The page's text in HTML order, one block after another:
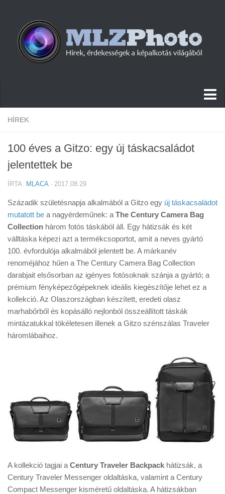
Hírek
Cikkek
Tudástár
Tanácsok
Érdekességek
Helyszíni Riport
E-BB
HÍREK
100 éves a Gitzo: egy új táskacsaládot
jelentettek be
ÍRTA: MLACA· 2017.08.29
Századik születésnapja alkalmából a Gitzo egy új táskacsaládot
mutatott be a nagyérdeműnek: a The Century Camera Bag
Collection három fotós táskából áll. Egy hátizsák és két
válltáska képezi azt a termékcsoportot, amit a neves gyártó
100. évfordulója alkalmából jelentett be. A márkanév
renoméjához hűen a The Century Camera Bag Collection
darabjait elsősorban az igényes fotósoknak szánja a gyártó; a
prémium fényképezőgépeknek ideális kiegészítője lehet ez a
kollekció. Az Olaszországban készített, eredeti olasz
marhabőrből és kopásálló nejlonból összeállított táskák
mintázatukkal tökéletesen illenek a Gitzo szénszálas Traveler
háromlábaihoz.
A kollekció tagjai a Century Traveler Backpack hátizsák, a
Century Traveler Messenger oldaltáska, valamint a Century
Compact Messenger kisméretű oldaltáska. A hátizsákban